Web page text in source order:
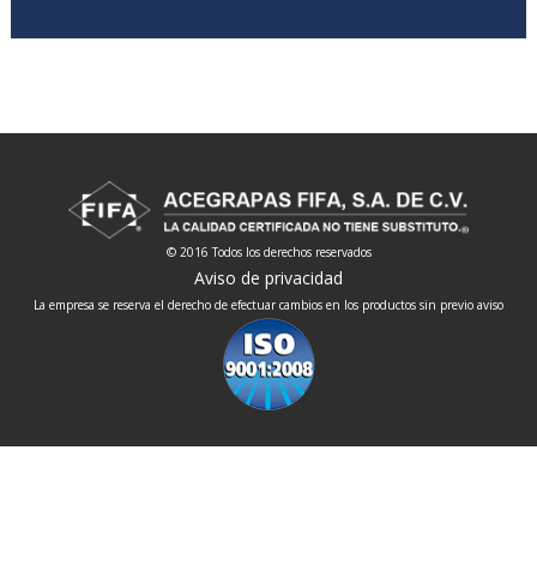
© 2016 Todos los derechos reservados
Aviso de privacidad
La empresa se reserva el derecho de efectuar cambios en los productos sin previo aviso